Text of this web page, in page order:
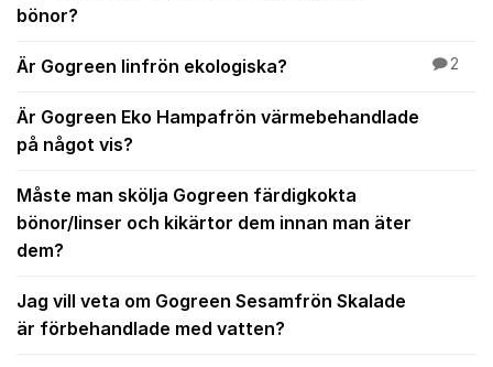
bönor?
Är Gogreen linfrön ekologiska? 2
Är Gogreen Eko Hampafrön värmebehandlade
på något vis?
Måste man skölja Gogreen färdigkokta
bönor/linser och kikärtor dem innan man äter
dem?
Jag vill veta om Gogreen Sesamfrön Skalade
är förbehandlade med vatten?